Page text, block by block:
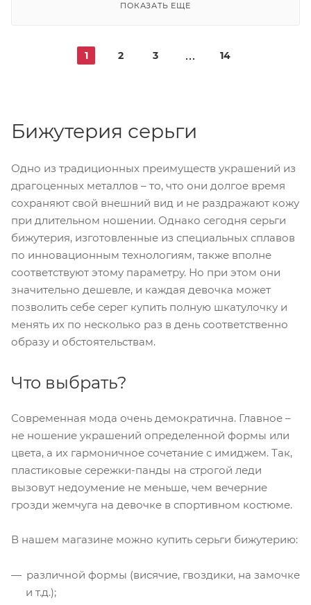
ПОКАЗАТЬ ЕЩЕ
1 2 3 14
Бижутерия серьги
Одно из традиционных преимуществ украшений из
драгоценных металлов – то, что они долгое время
сохраняют свой внешний вид и не раздражают кожу
при длительном ношении. Однако сегодня серьги
бижутерия, изготовленные из специальных сплавов
по инновационным технологиям, также вполне
соответствуют этому параметру. Но при этом они
значительно дешевле, и каждая девочка может
позволить себе серег купить полную шкатулочку и
менять их по несколько раз в день соответственно
образу и обстоятельствам.
Что выбрать?
Современная мода очень демократична. Главное –
не ношение украшений определенной формы или
цвета, а их гармоничное сочетание с имиджем. Так,
пластиковые сережки-панды на строгой леди
вызовут недоумение не меньше, чем вечерние
грозди жемчуга на девочке в спортивном костюме.
В нашем магазине можно купить серьги бижутерию:
различной формы (висячие, гвоздики, на замочке
и т.д.);